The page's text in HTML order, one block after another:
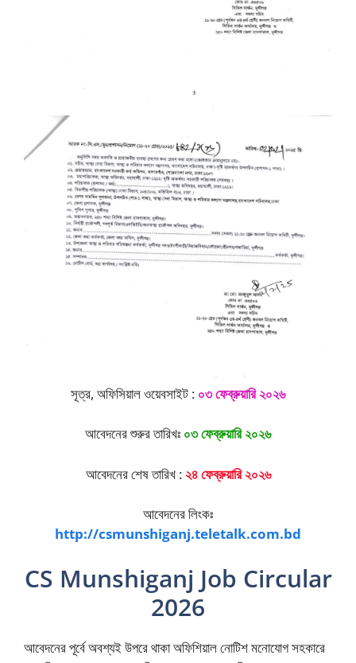
সূত্র, অফিসিয়াল ওয়েবসাইট : ০৩ ফেব্রুয়ারি ২০২৬
আবেদনের শুরুর তারিখঃ ০৩ ফেব্রুয়ারি ২০২৬
আবেদনের শেষ তারিখ :২৪ ফেব্রুয়ারি ২০২৬
আবেদনের লিংকঃ
http://csmunshiganj.teletalk.com.bd
CS Munshiganj Job Circular
2026
আবেদনের পূর্বে অবশ্যই উপরে থাকা অফিশিয়াল নোটিশ মনোযোগ সহকারে